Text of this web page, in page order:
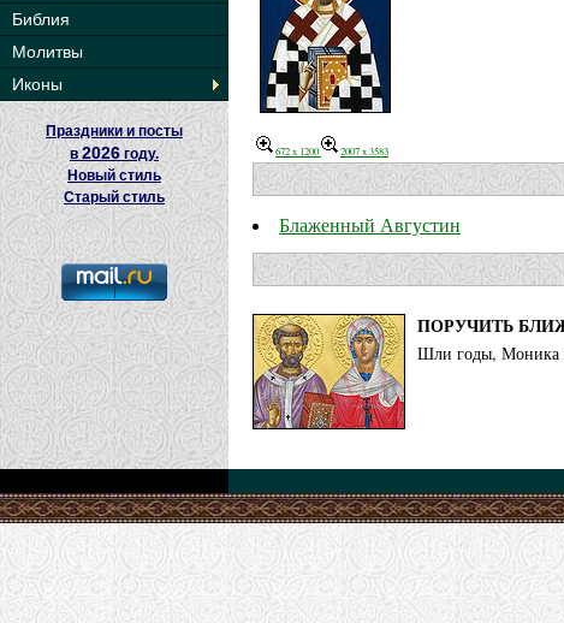
Библия
Молитвы
Иконы
Праздники и посты
в2026 году.
Новый стиль
Старый стиль
672 x 1200 2007 x 3583
Блаженный Августин
ПОРУЧИТЬ
Шли годы, Моника